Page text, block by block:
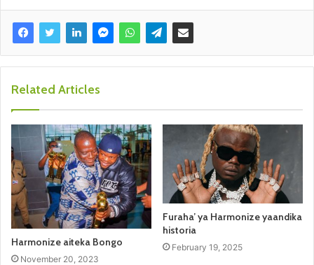
Related Articles
Harmonize aiteka Bongo
November 20, 2023
Furaha’ ya Harmonize yaandika
historia
February 19, 2025